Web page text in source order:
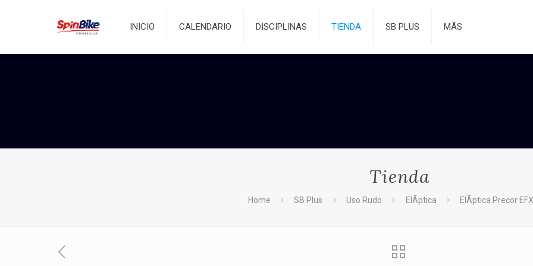
INICIO CALENDARIO DISCIPLINAS TIENDA SB PLUS MÃS
Tienda
Home SB Plus Uso Rudo ElÃ­ptica ElÃ­ptica Precor